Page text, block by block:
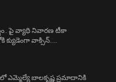
పై వ్యాధి నివారణ టీకా
క్యుడెంగా వాక్సిన్…..
ఎమ్మెల్యే బాలకృష్ణ ప్రమాదానికి